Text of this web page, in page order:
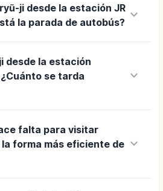
ji desde la estación JR
la parada de autobús? keyboard_arrow_down
desde la estación
se tarda
keyboard_arrow_down
falta para visitar
la forma más eficiente de keyboard_arrow_down